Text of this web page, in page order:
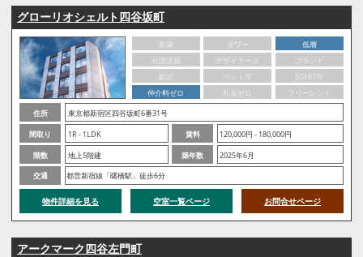
グローリオシェルト四谷坂町
新築 タワー
低層
分譲賃貸
デザイナーズ
ブランド
駅近
ペット可
SOHO可
仲介料ゼロ
礼金ゼロ
フリーレント
住所
東京都新宿区四谷坂町6番31号
間取り
1R - 1LDK 賃料
120,000円 - 180,000円
階数
地上5階建 築年数
2025年6月
交通
都営新宿線「曙橋駅」徒歩6分
物件詳細を見る 空室一覧ページ お問合せページ
アークマーク四谷左門町